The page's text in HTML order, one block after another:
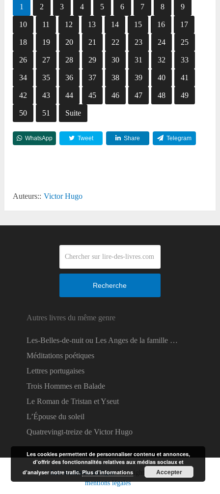
1 2 3 4 5 6 7 8 9
10 11 12 13 14 15 16 17
18 19 20 21 22 23 24 25
26 27 28 29 30 31 32 33
34 35 36 37 38 39 40 41
42 43 44 45 46 47 48 49
50 51 Suite
WhatsApp Tweet Share Telegram
Auteurs:: Victor Hugo
Recherche
Autres livres du même genre
Les-Belles-de-nuit ou Les Anges de la famille …
Méditations poétiques
Lettres portugaises
Trois Hommes en Balade
Le Roman de Tristan et Yseut
L’Épouse du soleil
Quatrevingt-treize de Victor Hugo
Lire des livres en ligneCopyright © 2026.
mentions légales
Les cookies permettent de personnaliser contenu et annonces,
d'offrir des fonctionnalités relatives aux médias sociaux et
d'analyser notre trafic.Plus d’informations Accepter